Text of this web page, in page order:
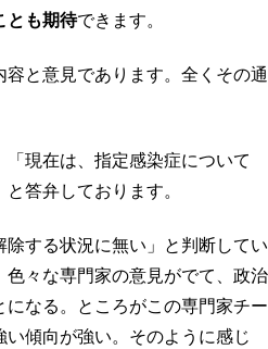
とも期待できます。
容と意見であります。全くその通
現在は、指定感染症について
答弁しております。
する状況に無い」と判断してい
色々な専門家の意見がでて、政治
なる。ところがこの専門家チー
い傾向が強い。そのように感じ